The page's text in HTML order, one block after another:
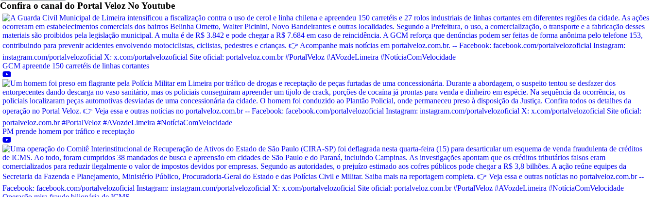
Confira o canal do Portal Veloz No Youtube
GCM apreende 150 carretéis de linhas cortantes
PM prende homem por tráfico e receptação